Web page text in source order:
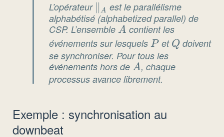
L’opérateur \parallel_A
A est le parallélisme
alphabétisé (alphabetized parallel) de
CSP. L’ensemble A
A contient les
événements sur lesquels P
P et Q
Q doivent
se synchroniser. Pour tous les
événements hors de A
A, chaque
processus avance librement.
Exemple : synchronisation au
downbeat